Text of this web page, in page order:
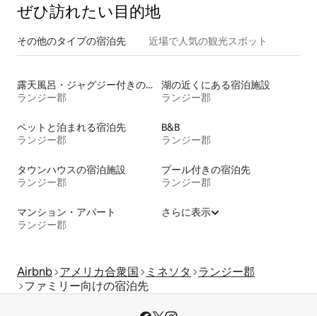
ぜひ訪⁠れ⁠た⁠い目⁠的⁠地
その他のタ⁠イ⁠プ⁠の宿⁠泊⁠先 近場で人気の観光スポット
露天風呂・ジャグジー付きの宿泊施設
ランジー郡
湖の近くにある宿泊施設
ランジー郡
ペットと泊まれる宿泊先
ランジー郡
B&B
ランジー郡
タウンハウスの宿泊施設
ランジー郡
プール付きの宿泊先
ランジー郡
マンション・アパート
ランジー郡
さらに表示
Airbnb アメリカ合衆国 ミネソタ
ランジー郡
ファミリー向けの宿泊先